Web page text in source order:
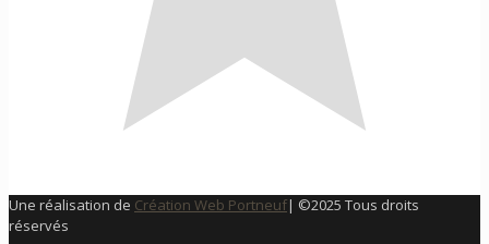
Une réalisation de Création Web Portneuf| ©2025 Tous droits
réservés